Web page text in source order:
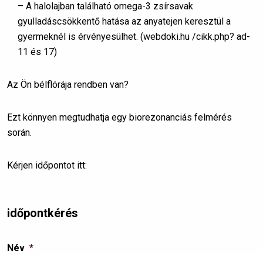
– A halolajban található omega-3 zsírsavak
gyulladáscsökkentő hatása az anyatejen keresztül a
gyermeknél is érvényesülhet. (webdoki.hu /cikk.php? ad-
11 és 17)
Az Ön bélflórája rendben van?
Ezt könnyen megtudhatja egy biorezonanciás felmérés
során.
Kérjen időpontot itt:
időpontkérés
Név *